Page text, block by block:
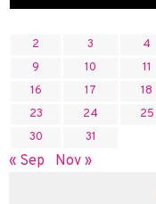
2
3 4
9
10 11
16
17 18
23
24 25
30
31
« Sep Nov »